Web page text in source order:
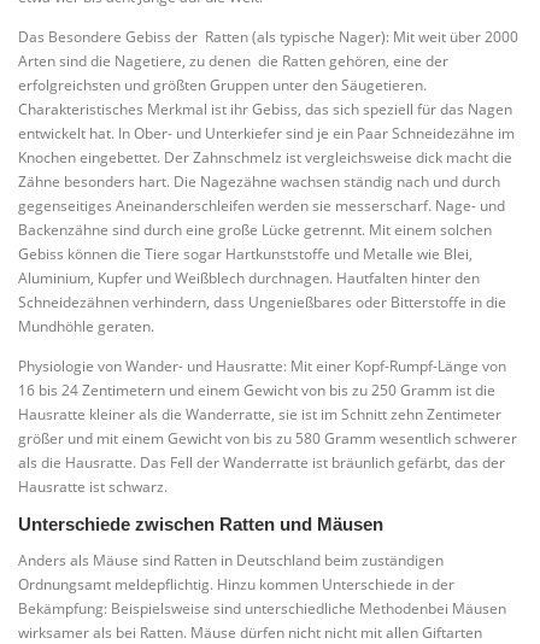
Das Besondere Gebiss der Ratten (als typische Nager): Mit weit über 2000
Arten sind die Nagetiere, zu denen die Ratten gehören, eine der
erfolgreichsten und größten Gruppen unter den Säugetieren.
Charakteristisches Merkmal ist ihr Gebiss, das sich speziell für das Nagen
entwickelt hat. In Ober- und Unterkiefer sind je ein Paar Schneidezähne im
Knochen eingebettet. Der Zahnschmelz ist vergleichsweise dick macht die
Zähne besonders hart. Die Nagezähne wachsen ständig nach und durch
gegenseitiges Aneinanderschleifen werden sie messerscharf. Nage- und
Backenzähne sind durch eine große Lücke getrennt. Mit einem solchen
Gebiss können die Tiere sogar Hartkunststoffe und Metalle wie Blei,
Aluminium, Kupfer und Weißblech durchnagen. Hautfalten hinter den
Schneidezähnen verhindern, dass Ungenießbares oder Bitterstoffe in die
Mundhöhle geraten.
Physiologie von Wander- und Hausratte: Mit einer Kopf-Rumpf-Länge von
16 bis 24 Zentimetern und einem Gewicht von bis zu 250 Gramm ist die
Hausratte kleiner als die Wanderratte, sie ist im Schnitt zehn Zentimeter
größer und mit einem Gewicht von bis zu 580 Gramm wesentlich schwerer
als die Hausratte. Das Fell der Wanderratte ist bräunlich gefärbt, das der
Hausratte ist schwarz.
Unterschiede zwischen Ratten und Mäusen
Anders als Mäuse sind Ratten in Deutschland beim zuständigen
Ordnungsamt meldepflichtig. Hinzu kommen Unterschiede in der
Bekämpfung: Beispielsweise sind unterschiedliche Methodenbei Mäusen
wirksamer als bei Ratten. Mäuse dürfen nicht nicht mit allen Giftarten